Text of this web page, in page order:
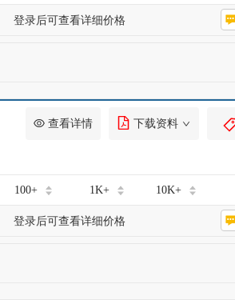
登录后可查看详细价格
查看详情 下载资料
100+ 1K+ 10K+
登录后可查看详细价格